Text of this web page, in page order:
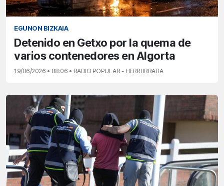
EGUNON BIZKAIA
Detenido en Getxo por la quema de
varios contenedores en Algorta
19/06/2026 • 08:06 • RADIO POPULAR - HERRI IRRATIA